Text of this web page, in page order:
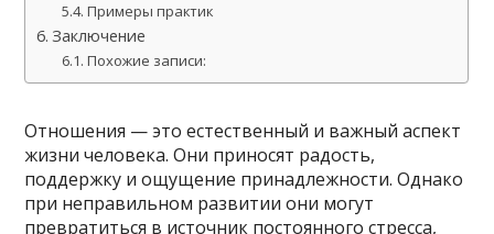
Примеры практик
Заключение
Похожие записи:
Отношения — это естественный и важный аспект
жизни человека. Они приносят радость,
поддержку и ощущение принадлежности. Однако
при неправильном развитии они могут
превратиться в источник постоянного стресса,